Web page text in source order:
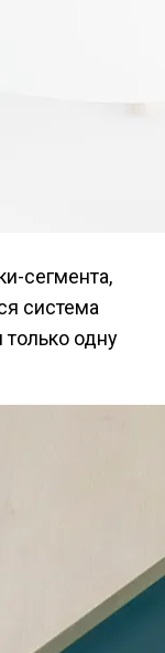
сегмента,
система
одну